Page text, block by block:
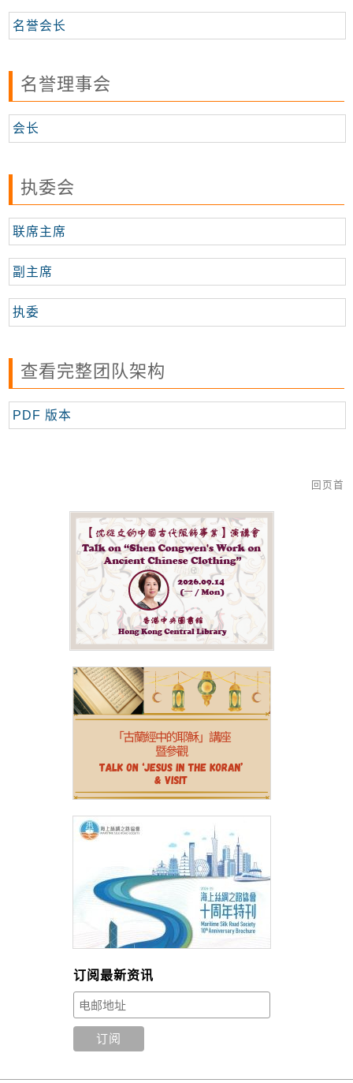
名誉会长
名誉理事会
会长
执委会
联席主席
副主席
执委
查看完整团队架构
PDF 版本
回页首
订阅最新资讯